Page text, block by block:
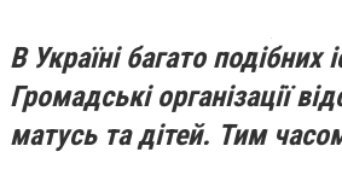
В Україні багато подібних
Громадські організації
матусь та дітей. Тим